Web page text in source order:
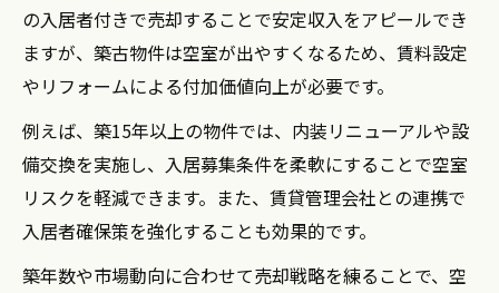
の入居者付きで売却することで安定収入をアピールでき
ますが、築古物件は空室が出やすくなるため、賃料設定
やリフォームによる付加価値向上が必要です。
例えば、築15年以上の物件では、内装リニューアルや設
備交換を実施し、入居募集条件を柔軟にすることで空室
リスクを軽減できます。また、賃貸管理会社との連携で
入居者確保策を強化することも効果的です。
築年数や市場動向に合わせて売却戦略を練ることで、空